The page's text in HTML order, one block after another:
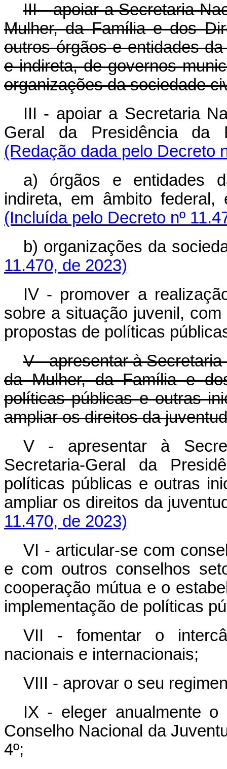
III - apoiar a Secretaria
Mulher, da Família e dos
outros órgãos e entidades
e indireta, de governos
organizações da sociedade
III - apoiar a Secretaria
Geral da Presidência da
(Redação dada pelo Decreto
a) órgãos e entidades
indireta, em âmbito
(Incluída pelo Decreto nº
b) organizações da
11.470, de 2023)
IV - promover a
sobre a situação juvenil,
propostas de políticas
V - apresentar à
da Mulher, da Família e
políticas públicas e outras
ampliar os direitos da
V - apresentar à
Secretaria-Geral da
políticas públicas e outras
ampliar os direitos da
11.470, de 2023)
VI - articular-se com
e com outros conselhos
cooperação mútua e o
implementação de políticas
VII - fomentar o
nacionais e internacionais;
VIII - aprovar o seu
IX - eleger anualmente o
Conselho Nacional da
4º;